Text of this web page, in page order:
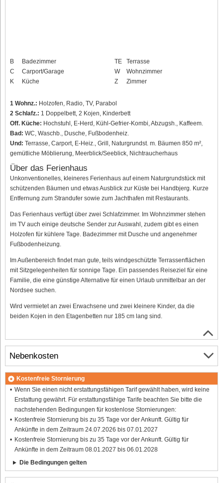
B
Badezimmer
C
Carport/Garage
K
Küche
TE
Terrasse
W
Wohnzimmer
Z
Zimmer
1 Wohnz.: Holzofen, Radio, TV, Parabol
2 Schlafz.: 1 Doppelbett, 2 Kojen, Kinderbett
Off. Küche: Hochstuhl, E-Herd, Kühl-Gefrier-Kombi, Abzugsh., Kaffeem.
Bad: WC, Waschb., Dusche, Fußbodenheiz.
Und: Terrasse, Carport, E-Heiz., Grill, Naturgrundst. m. Bäumen 850 m²,
gemütliche Möblierung, Meerblick/Seeblick, Nichtraucherhaus
Über das Ferienhaus
Unkonventionelles, kleineres Ferienhaus auf einem Naturgrundstück mit
schützenden Bäumen und etwas Ausblick zur Küste bei Handbjerg. Kurze
Entfernung zum Strandufer sowie zum Jachthafen mit Restaurants.
Das Ferienhaus verfügt über zwei Schlafzimmer. Im Wohnzimmer stehen
im TV auch einige deutsche Sender zur Auswahl, zudem gibt es einen
Holzofen für kühlere Tage. Badezimmer mit Dusche und angenehmer
Fußbodenheizung.
Im Außenbereich findet man gute, teils windgeschützte Terrassenflächen
mit Sitzgelegenheiten für sonnige Tage. Ein passendes Reiseziel für eine
Familie, die eine günstige Alternative für einen Urlaub unmittelbar an der
Nordsee suchen.
Wird vermietet an zwei Erwachsene und zwei kleinere Kinder, da die
beiden Kojen in den Etagenbetten nur 185 cm lang sind.
Nebenkosten
Kostenfreie Stornierung
Wenn Sie einen nicht erstattungsfähigen Tarif gewählt haben, wird keine
Erstattung gewährt. Für erstattungsfähige Tarife beachten Sie bitte die
nachstehenden Bedingungen für kostenlose Stornierungen:
Kostenfreie Stornierung bis zu 35 Tage vor der Ankunft. Gültig für
Ankünfte in dem Zeitraum 24.07.2026 bis 07.01.2027
Kostenfreie Stornierung bis zu 35 Tage vor der Ankunft. Gültig für
Ankünfte in dem Zeitraum 08.01.2027 bis 06.01.2028
Die Bedingungen gelten